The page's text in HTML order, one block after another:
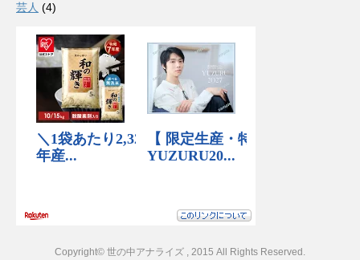
芸人 (4)
Copyright© 世の中アナライズ , 2015 All Rights Reserved.